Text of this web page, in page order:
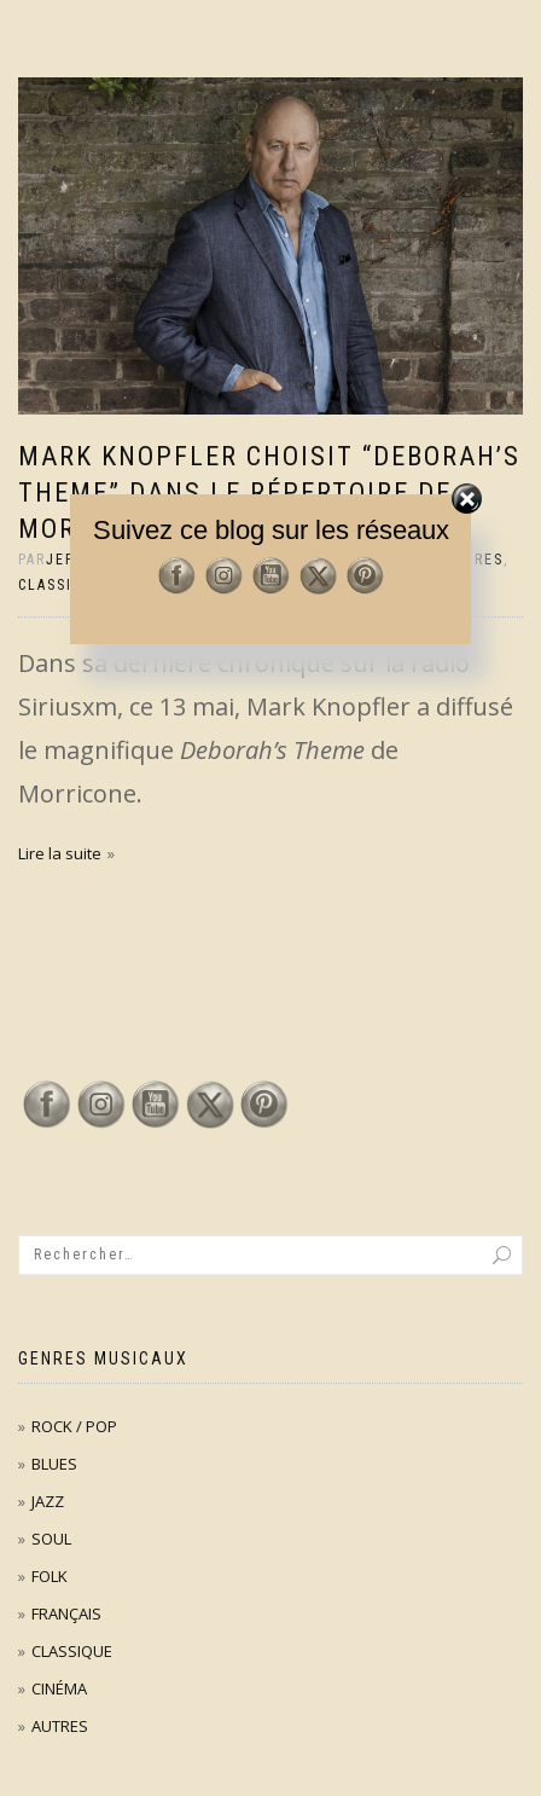
MARK KNOPFLER CHOISIT “DEBORAH’S
THEME” DANS LE RÉPERTOIRE DE
MORRICONE
PARJEF 17 MAI 2020 2% COMMENTAIRES| AUTRES ,
CLASSIQUE
DIRE STRAITS & M.KNOPFLER
Dans sa dernière chronique sur la radio
Siriusxm, ce 13 mai, Mark Knopfler a diffusé
le magnifique Deborah’s Theme de
Morricone.
Lire la suite
GENRES MUSICAUX
ROCK / POP
BLUES
JAZZ
SOUL
FOLK
FRANÇAIS
CLASSIQUE
CINÉMA
AUTRES
Suivez ce blog sur les réseaux